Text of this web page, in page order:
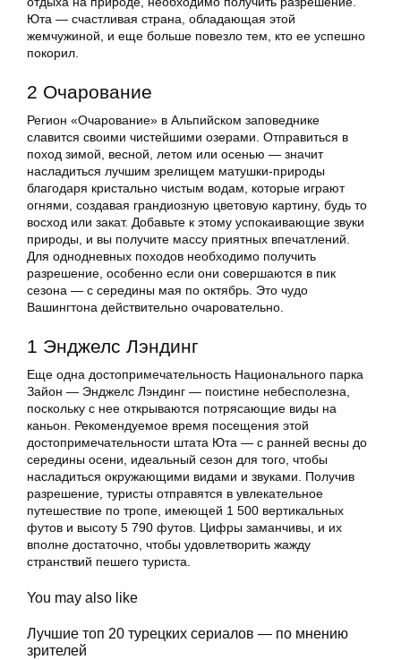
Юта — счастливая страна, обладающая этой
жемчужиной, и еще больше повезло тем, кто ее успешно
покорил.
2 Очарование
Регион «Очарование» в Альпийском заповеднике
славится своими чистейшими озерами. Отправиться в
поход зимой, весной, летом или осенью — значит
насладиться лучшим зрелищем матушки-природы
благодаря кристально чистым водам, которые играют
огнями, создавая грандиозную цветовую картину, будь то
восход или закат. Добавьте к этому успокаивающие звуки
природы, и вы получите массу приятных впечатлений.
Для однодневных походов необходимо получить
разрешение, особенно если они совершаются в пик
сезона — с середины мая по октябрь. Это чудо
Вашингтона действительно очаровательно.
1 Энджелс Лэндинг
Еще одна достопримечательность Национального парка
Зайон — Энджелс Лэндинг — поистине небесполезна,
поскольку с нее открываются потрясающие виды на
каньон. Рекомендуемое время посещения этой
достопримечательности штата Юта — с ранней весны до
середины осени, идеальный сезон для того, чтобы
насладиться окружающими видами и звуками. Получив
разрешение, туристы отправятся в увлекательное
путешествие по тропе, имеющей 1 500 вертикальных
футов и высоту 5 790 футов. Цифры заманчивы, и их
вполне достаточно, чтобы удовлетворить жажду
странствий пешего туриста.
You may also like
Лучшие топ 20 турецких сериалов — по мнению
зрителей